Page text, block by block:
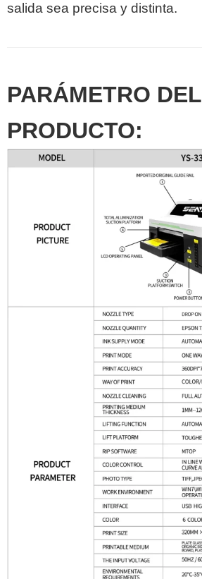
salida sea precisa y distinta.
PARÁMETRO DEL
PRODUCTO: